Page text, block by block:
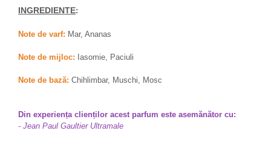
INGREDIENTE:
Note de varf: Mar, Ananas
Note de mijloc: Iasomie, Paciuli
Note de bază: Chihlimbar, Muschi, Mosc
Din experiența clienților acest parfum este asemănător cu:
- Jean Paul Gaultier Ultramale